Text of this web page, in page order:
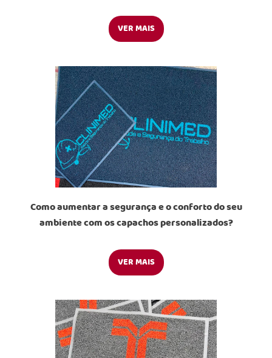
VER MAIS
Como aumentar a segurança e o conforto do seu
ambiente com os capachos personalizados?
VER MAIS